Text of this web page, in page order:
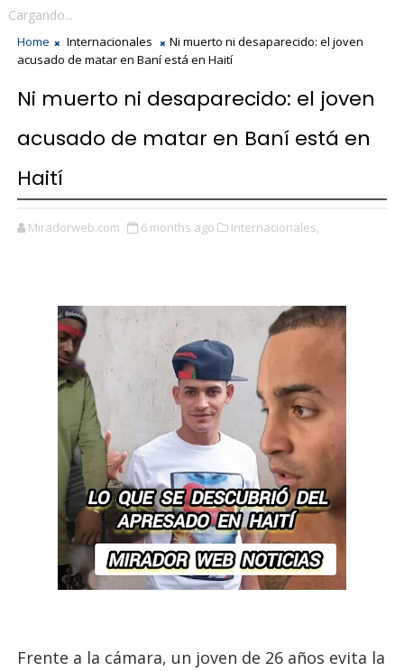
POLICIACAS
Cargando...
Home Internacionales
Ni muerto ni desaparecido: el joven
acusado de matar en Baní está en Haití
Ni muerto ni desaparecido: el joven
acusado de matar en Baní está en
Haití
Miradorweb.com 6 months ago Internacionales,
Frente a la cámara, un joven de 26 años evita la